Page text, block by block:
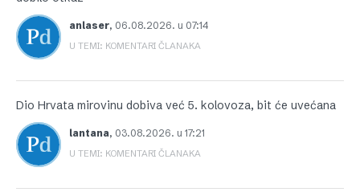
anlaser, 06.08.2026. u 07:14
U TEMI: KOMENTARI ČLANAKA
Dio Hrvata mirovinu dobiva već 5. kolovoza, bit će uvećana
lantana, 03.08.2026. u 17:21
U TEMI: KOMENTARI ČLANAKA